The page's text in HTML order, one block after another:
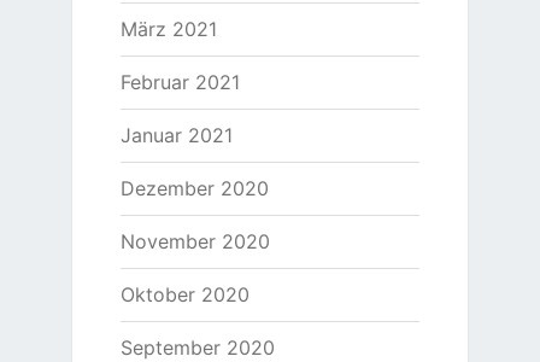
März 2021
Februar 2021
Januar 2021
Dezember 2020
November 2020
Oktober 2020
September 2020